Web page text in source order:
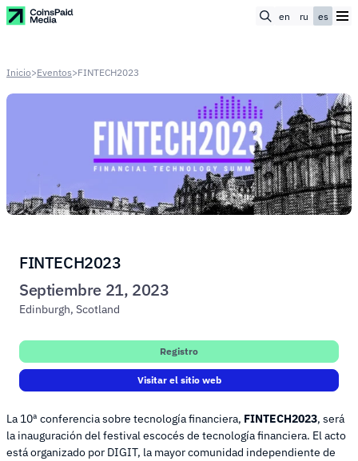
en ru es
Inicio>Eventos>FINTECH2023
La 10ª conferencia sobre tecnología financiera, FINTECH2023, será
la inauguración del festival escocés de tecnología financiera. El acto
está organizado por DIGIT, la mayor comunidad independiente de
FINTECH2023
Septiembre 21, 2023
Edinburgh, Scotland
Registro
Visitar el sitio web